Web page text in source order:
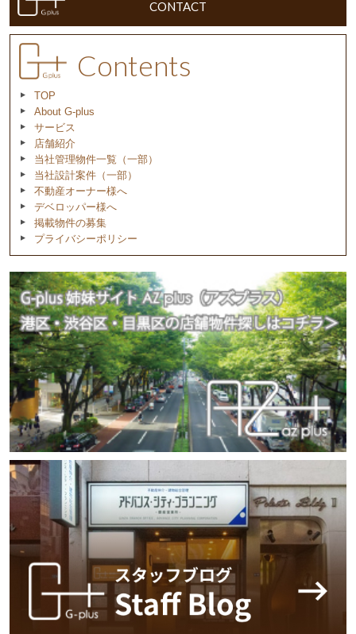
CONTACT
Contents
TOP
About G-plus
サービス
店舗紹介
当社管理物件一覧（一部）
当社設計案件（一部）
不動産オーナー様へ
デベロッパー様へ
掲載物件の募集
プライバシーポリシー